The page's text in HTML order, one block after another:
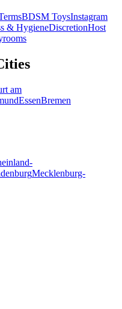
BDSM ToysInstagram
& HygieneDiscretionHost
am
EssenBremen
Mecklenburg-